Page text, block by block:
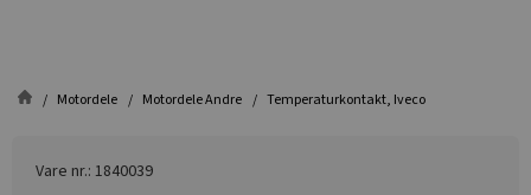
Motordele Motordele Andre Temperaturkontakt, Iveco
Vare nr.: 1840039